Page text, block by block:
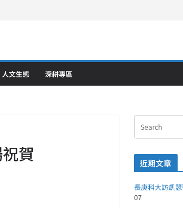
人文生態 深耕專區
賀 近期文章
長庚科大訪凱
07